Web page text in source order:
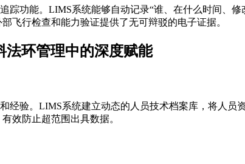
踪功能。LIMS系统能够自动记录“谁、在什么时间、
飞行检查和能力验证提供了无可辩驳的电子证据。
法环管理中的深度赋能
经验。LIMS系统建立动态的人员技术档案库，将人
效防止超范围出具数据。